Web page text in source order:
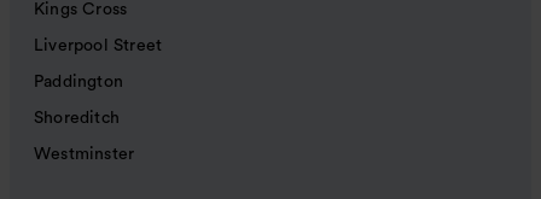
Kings Cross
Liverpool Street
Paddington
Shoreditch
Westminster